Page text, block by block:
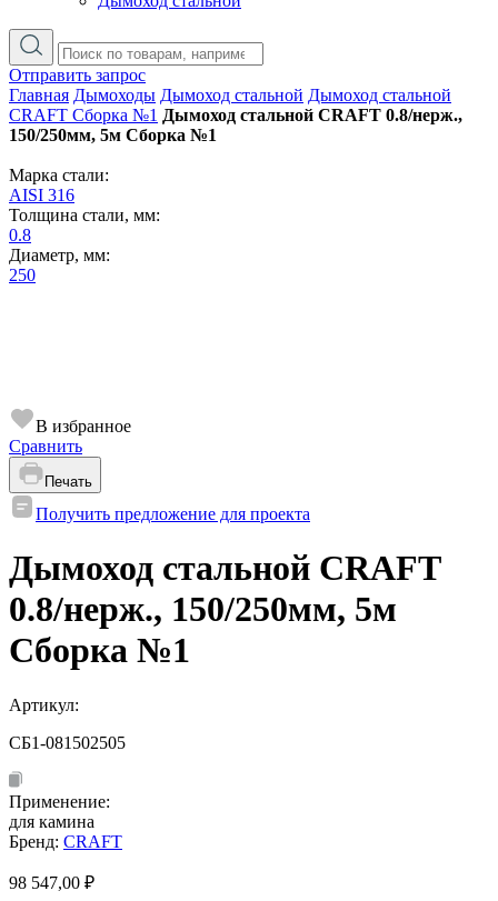
Отправить запрос
Главная Дымоходы Дымоход стальной Дымоход стальной
CRAFT Сборка №1 Дымоход стальной CRAFT 0.8/нерж.,
150/250мм, 5м Сборка №1
Марка стали:
AISI 316
Толщина стали, мм:
0.8
Диаметр, мм:
250
В избранное
Сравнить
Печать
Получить предложение для проекта
Дымоход стальной CRAFT
0.8/нерж., 150/250мм, 5м
Сборка №1
Артикул:
СБ1-081502505
Применение:
для камина
Бренд: CRAFT
98 547,00 ₽